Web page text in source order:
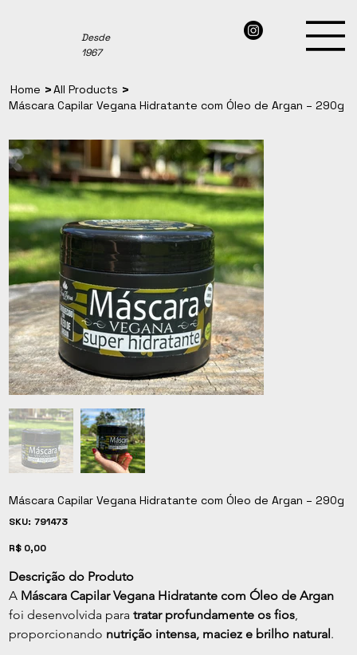
Desde
1967
Home >All Products >
Máscara Capilar Vegana Hidratante com Óleo de Argan – 290g
Máscara Capilar Vegana Hidratante com Óleo de Argan – 290g
SKU: SKU
791473
791473
Preço
R$ 0,00
Descrição do Produto
A Máscara Capilar Vegana Hidratante com Óleo de Argan
foi desenvolvida para tratar profundamente os fios
proporcionando nutrição intensa, maciez e brilho natural.